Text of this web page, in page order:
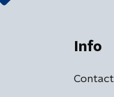
Info
Contact